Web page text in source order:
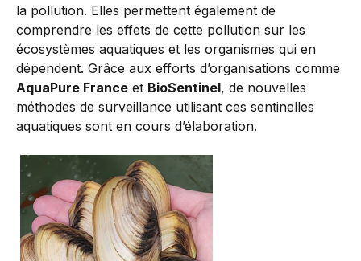
la pollution. Elles permettent également de
comprendre les effets de cette pollution sur les
écosystèmes aquatiques et les organismes qui en
dépendent. Grâce aux efforts d’organisations comme
AquaPure France et BioSentinel, de nouvelles
méthodes de surveillance utilisant ces sentinelles
aquatiques sont en cours d’élaboration.